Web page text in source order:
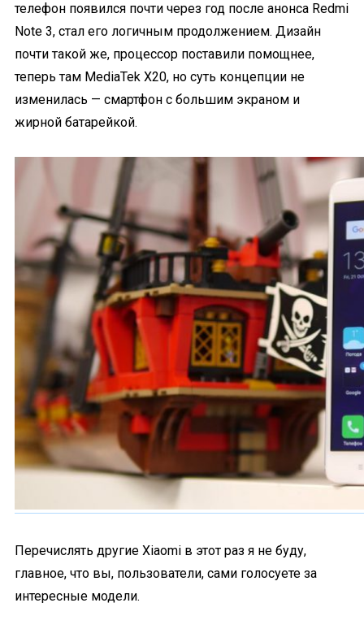
телефон появился почти через год после анонса Redmi
Note 3, стал его логичным продолжением. Дизайн
почти такой же, процессор поставили помощнее,
теперь там MediaTek X20, но суть концепции не
изменилась — смартфон с большим экраном и
жирной батарейкой.
Перечислять другие Xiaomi в этот раз я не буду,
главное, что вы, пользователи, сами голосуете за
интересные модели.